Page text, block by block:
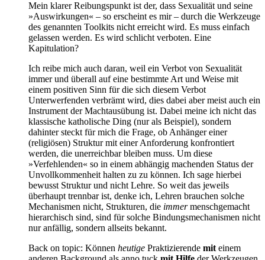
Mein klarer Reibungspunkt ist der, dass Sexualität und seine
»Auswirkungen« – so erscheint es mir – durch die Werkzeuge
des genannten Toolkits nicht erreicht wird. Es muss einfach
gelassen werden. Es wird schlicht verboten. Eine
Kapitulation?
Ich reibe mich auch daran, weil ein Verbot von Sexualität
immer und überall auf eine bestimmte Art und Weise mit
einem positiven Sinn für die sich diesem Verbot
Unterwerfenden verbrämt wird, dies dabei aber meist auch ein
Instrument der Machtausübung ist. Dabei meine ich nicht das
klassische katholische Ding (nur als Beispiel), sondern
dahinter steckt für mich die Frage, ob Anhänger einer
(religiösen) Struktur mit einer Anforderung konfrontiert
werden, die unerreichbar bleiben muss. Um diese
»Verfehlenden« so in einem abhängig machenden Status der
Unvollkommenheit halten zu zu können. Ich sage hierbei
bewusst Struktur und nicht Lehre. So weit das jeweils
überhaupt trennbar ist, denke ich, Lehren brauchen solche
Mechanismen nicht, Strukturen, die immermenschgemacht
hierarchisch sind, sind für solche Bindungsmechanismen nicht
nur anfällig, sondern allseits bekannt.
Back on topic: Können heutige Praktizierende mit einem